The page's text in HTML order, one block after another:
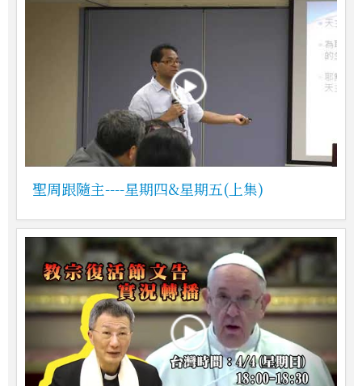
聖周跟隨主----星期四&星期五(上集)